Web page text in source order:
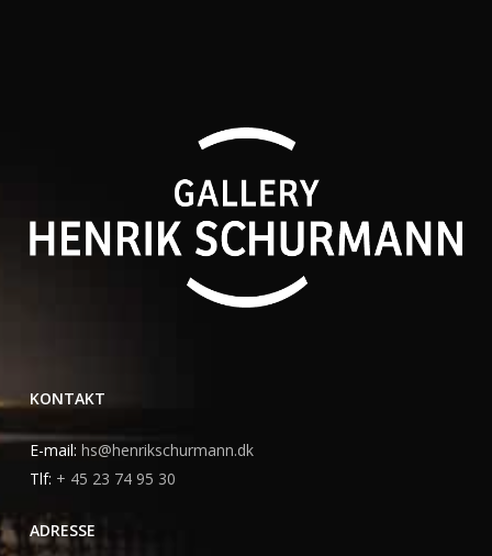
KONTAKT
E-mail: hs@henrikschurmann.dk
Tlf: + 45 23 74 95 30
ADRESSE